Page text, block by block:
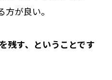
が良い。
す、ということです